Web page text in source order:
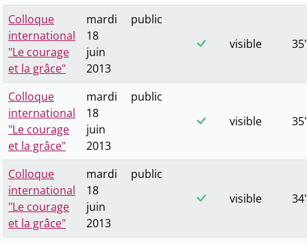
Colloque
international
"Le courage
et la grâce"
mardi
18
juin
2013
public
visible
Colloque
international
"Le courage
et la grâce"
mardi
18
juin
2013
public
visible
Colloque
international
"Le courage
et la grâce"
mardi
18
juin
2013
public
visible